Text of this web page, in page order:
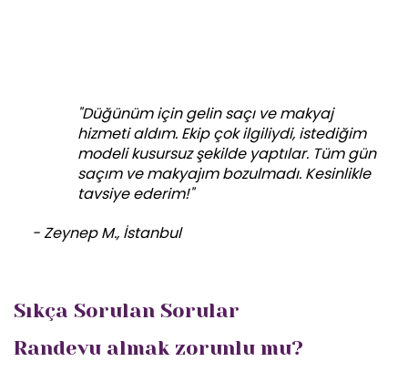
"Düğünüm için gelin saçı ve makyaj
hizmeti aldım. Ekip çok ilgiliydi, istediğim
modeli kusursuz şekilde yaptılar. Tüm gün
saçım ve makyajım bozulmadı. Kesinlikle
tavsiye ederim!"
- Zeynep M., İstanbul
Sıkça Sorulan Sorular
Randevu almak zorunlu mu?